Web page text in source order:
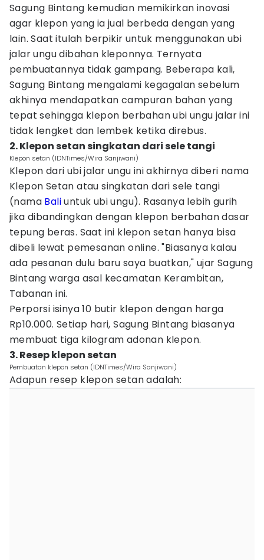
Sagung Bintang kemudian memikirkan inovasi
agar klepon yang ia jual berbeda dengan yang
lain. Saat itulah berpikir untuk menggunakan ubi
jalar ungu dibahan kleponnya. Ternyata
pembuatannya tidak gampang. Beberapa kali,
Sagung Bintang mengalami kegagalan sebelum
akhinya mendapatkan campuran bahan yang
tepat sehingga klepon berbahan ubi ungu jalar ini
tidak lengket dan lembek ketika direbus.
2. Klepon setan singkatan dari sele tangi
Klepon setan (IDNTimes/Wira Sanjiwani)
Klepon dari ubi jalar ungu ini akhirnya diberi nama
Klepon Setan atau singkatan dari sele tangi
(nama Baliuntuk ubi ungu). Rasanya lebih gurih
jika dibandingkan dengan klepon berbahan dasar
tepung beras. Saat ini klepon setan hanya bisa
dibeli lewat pemesanan online. "Biasanya kalau
ada pesanan dulu baru saya buatkan," ujar Sagung
Bintang warga asal kecamatan Kerambitan,
Tabanan ini.
Perporsi isinya 10 butir klepon dengan harga
Rp10.000. Setiap hari, Sagung Bintang biasanya
membuat tiga kilogram adonan klepon.
3. Resep klepon setan
Pembuatan klepon setan (IDNTimes/Wira Sanjiwani)
Adapun resep klepon setan adalah: